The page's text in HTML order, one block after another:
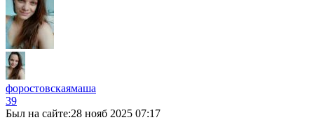
форостовскаямаша
39
Был на сайте:28 нояб 2025 07:17